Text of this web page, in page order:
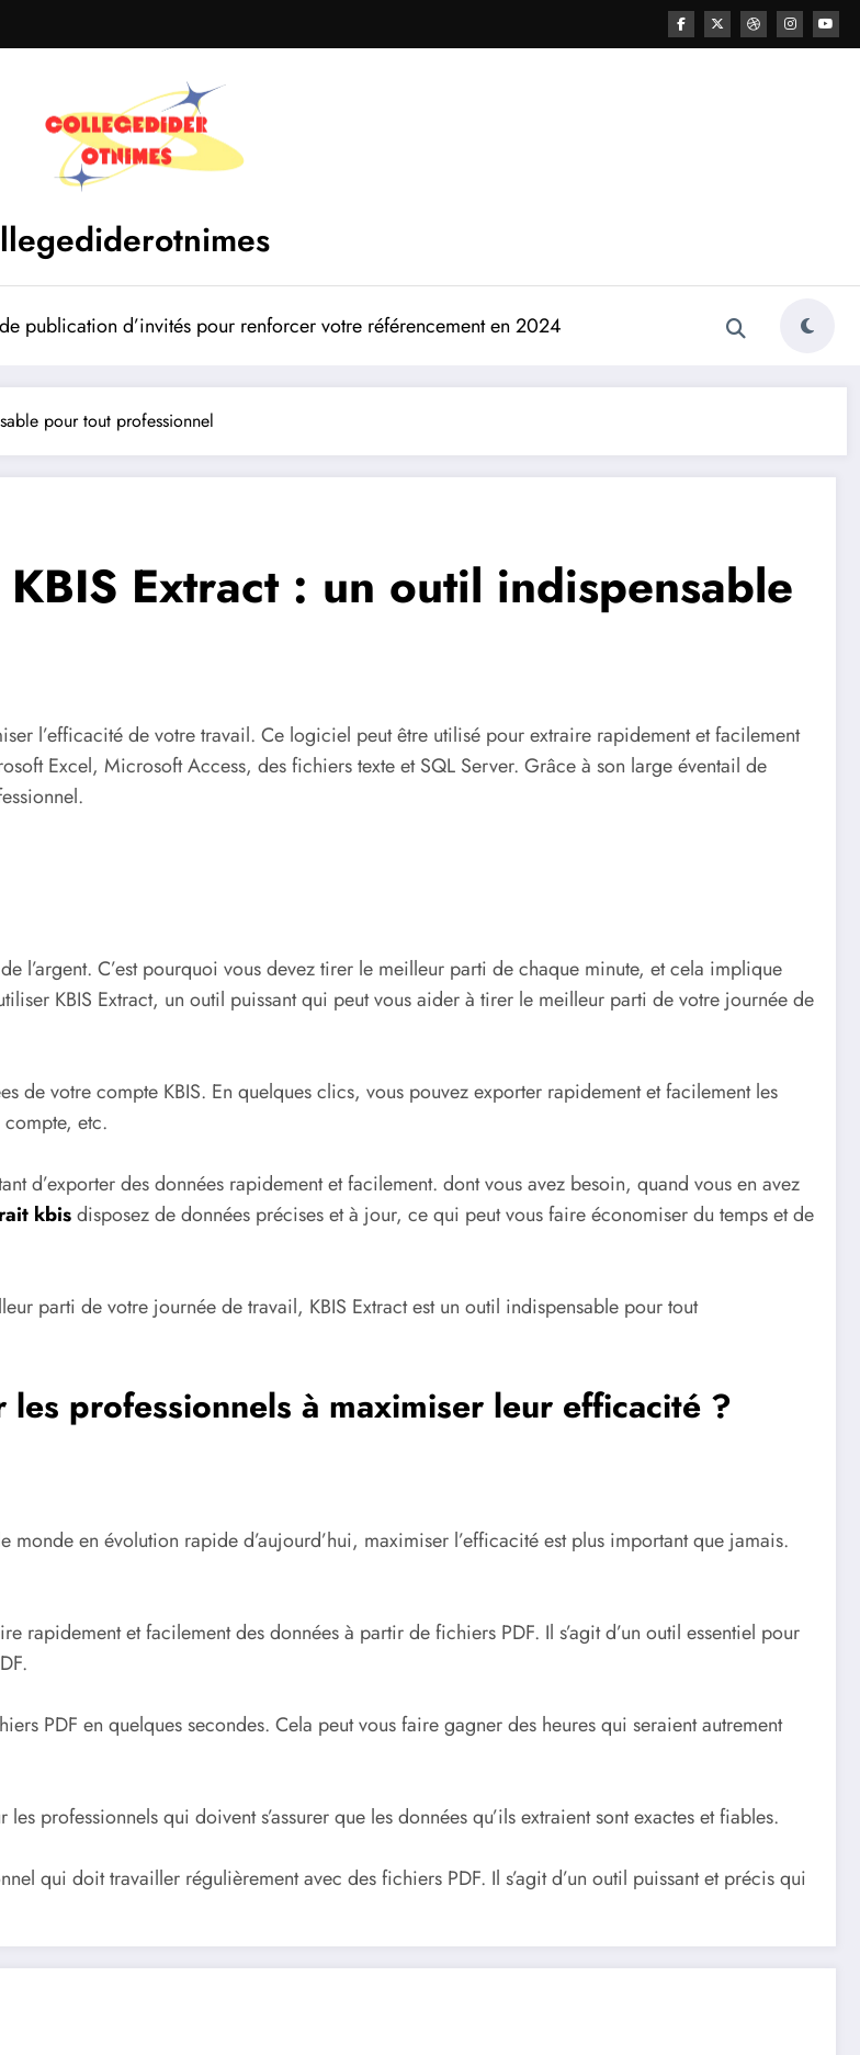
publication d’invités pour renforcer votre référencement en 2024
pour tout professionnel
Extract : un outil indispensable
l’efficacité de votre travail. Ce logiciel peut être utilisé pour extraire rapidement et facilement
Excel, Microsoft Access, des fichiers texte et SQL Server. Grâce à son large éventail de
l’argent. C’est pourquoi vous devez tirer le meilleur parti de chaque minute, et cela implique
KBIS Extract, un outil puissant qui peut vous aider à tirer le meilleur parti de votre journée de
de votre compte KBIS. En quelques clics, vous pouvez exporter rapidement et facilement les
etc.
d’exporter des données rapidement et facilement. dont vous avez besoin, quand vous en avez
kbisdisposez de données précises et à jour, ce qui peut vous faire économiser du temps et de
parti de votre journée de travail, KBIS Extract est un outil indispensable pour tout
professionnels à maximiser leur efficacité ?
monde en évolution rapide d’aujourd’hui, maximiser l’efficacité est plus important que jamais.
rapidement et facilement des données à partir de fichiers PDF. Il s’agit d’un outil essentiel pour
PDF en quelques secondes. Cela peut vous faire gagner des heures qui seraient autrement
professionnels qui doivent s’assurer que les données qu’ils extraient sont exactes et fiables.
qui doit travailler régulièrement avec des fichiers PDF. Il s’agit d’un outil puissant et précis qui